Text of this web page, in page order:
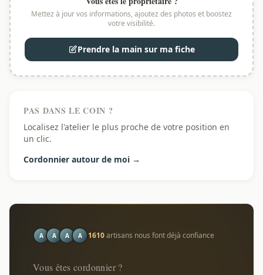
Mettez à jour vos informations, ajoutez des photos et boostez
votre visibilité.
Prendre la main sur ma fiche
PAS DANS LE COIN ?
Localisez l'atelier le plus proche de votre position en
un clic.
Cordonnier autour de moi →
A A A A 1610artisans nous font déjà confiance
Vous êtes cordonnier ?